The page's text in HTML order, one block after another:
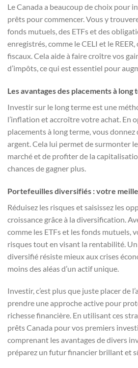
Le Canada a beaucoup de choix pour
prêts pour commencer. Vous y
fonds mutuels, des ETFs et des
enregistrés, comme le CELI et le
fiscaux. Cela aide à faire croître vos
d’impôts, ce qui est essentiel pour
Les avantages des placements à long
Investir sur le long terme est une
l’inflation et accroître votre achat. En
placements à long terme, vous
argent. Cela lui permet de surmonter
marché et de profiter de la
chances de gagner plus.
Portefeuilles diversifiés : votre
Réduisez les risques et saisissez les
croissance grâce à la diversification.
comme les ETFs et les fonds mutuels,
risques tout en visant la rentabilité.
diversifié résiste mieux aux crises
moins des aléas d’un actif unique.
Investir, c’est plus que juste placer de
prendre une approche active pour
richesse financière. En utilisant ces
prêts Canada pour vos premiers
comprenant les avantages de divers
préparez un futur financier brillant et